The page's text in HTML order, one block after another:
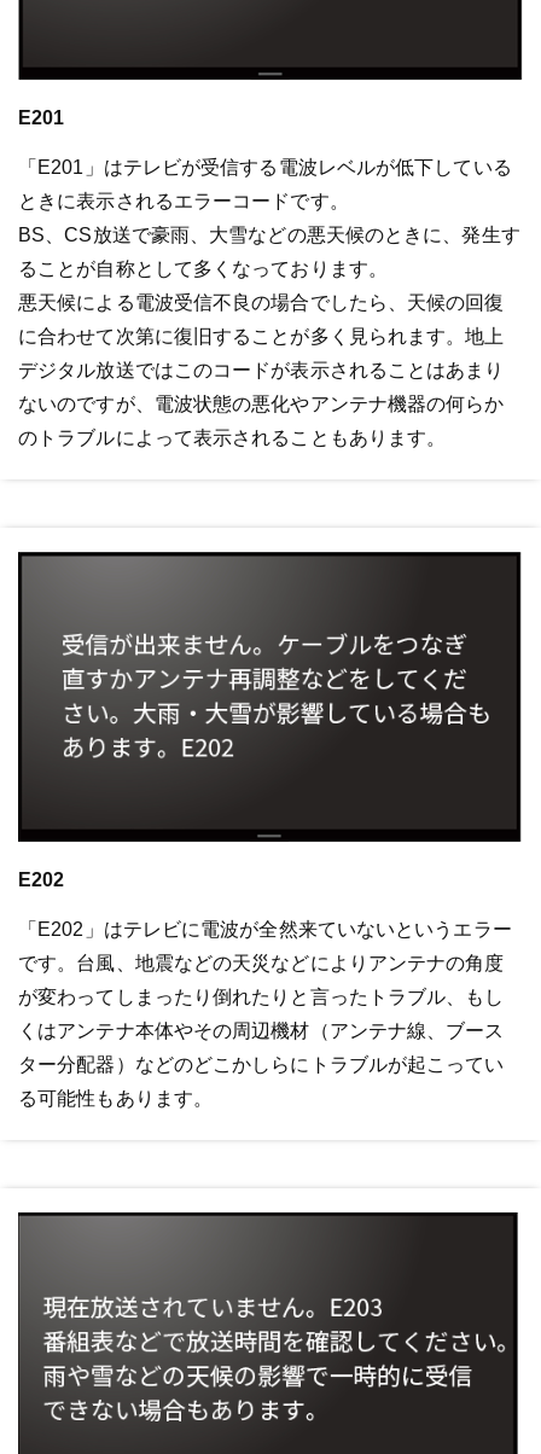
E201
「E201」はテレビが受信する電波レベルが低下している
ときに表示されるエラーコードです。
BS、CS放送で豪雨、大雪などの悪天候のときに、発生す
ることが自称として多くなっております。
悪天候による電波受信不良の場合でしたら、天候の回復
に合わせて次第に復旧することが多く見られます。地上
デジタル放送ではこのコードが表示されることはあまり
ないのですが、電波状態の悪化やアンテナ機器の何らか
のトラブルによって表示されることもあります。
E202
「E202」はテレビに電波が全然来ていないというエラー
です。台風、地震などの天災などによりアンテナの角度
が変わってしまったり倒れたりと言ったトラブル、もし
くはアンテナ本体やその周辺機材（アンテナ線、ブース
ター分配器）などのどこかしらにトラブルが起こってい
る可能性もあります。